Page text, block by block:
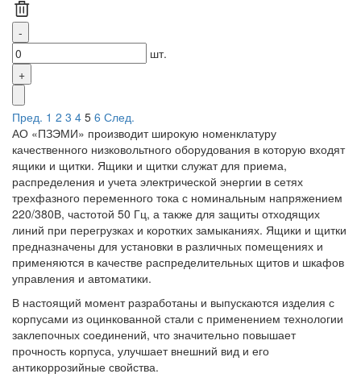
шт.
Пред. 1 2 3 4 5 6 След.
АО «ПЗЭМИ» производит широкую номенклатуру
качественного низковольтного оборудования в которую входят
ящики и щитки. Ящики и щитки служат для приема,
распределения и учета электрической энергии в сетях
трехфазного переменного тока с номинальным напряжением
220/380В, частотой 50 Гц, а также для защиты отходящих
линий при перегрузках и коротких замыканиях. Ящики и щитки
предназначены для установки в различных помещениях и
применяются в качестве распределительных щитов и шкафов
управления и автоматики.
В настоящий момент разработаны и выпускаются изделия с
корпусами из оцинкованной стали с применением технологии
заклепочных соединений, что значительно повышает
прочность корпуса, улучшает внешний вид и его
антикоррозийные свойства.